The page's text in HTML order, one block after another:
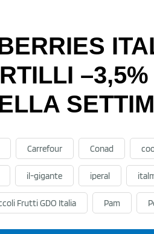
Carrefour Conad
il-gigante iperal
Frutti GDO Italia Pam